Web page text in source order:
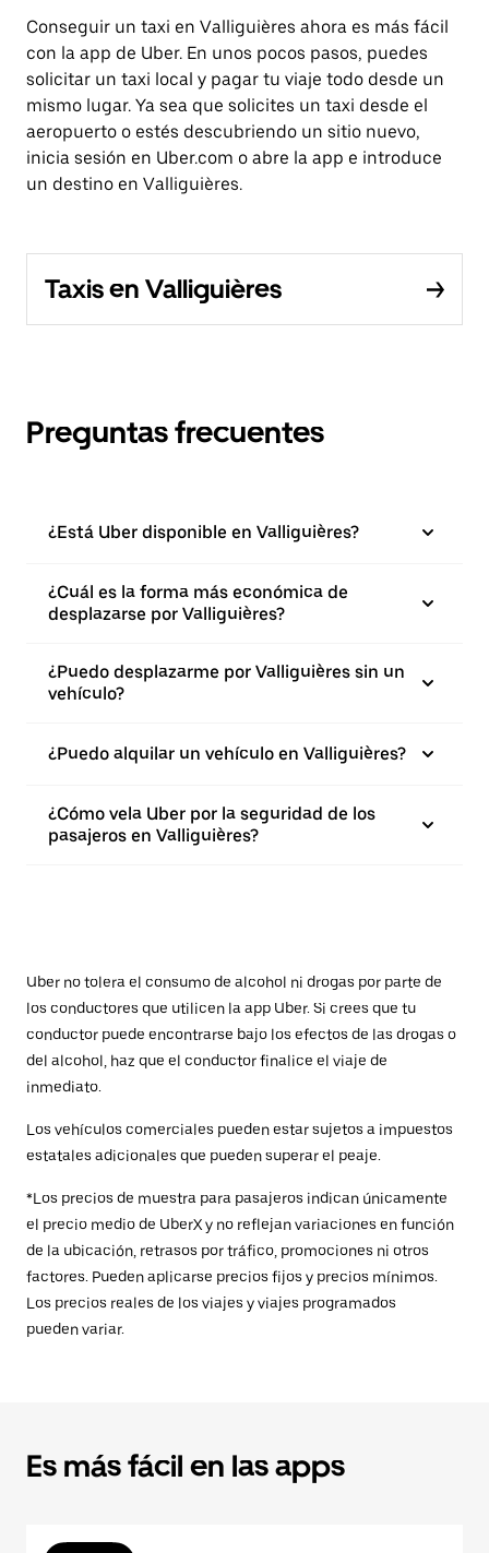
Conseguir un taxi en Valliguières ahora es más fácil
con la app de Uber. En unos pocos pasos, puedes
solicitar un taxi local y pagar tu viaje todo desde un
mismo lugar. Ya sea que solicites un taxi desde el
aeropuerto o estés descubriendo un sitio nuevo,
inicia sesión en Uber.com o abre la app e introduce
un destino en Valliguières.
Taxis en Valliguières
Preguntas frecuentes
¿Está Uber disponible en Valliguières?
¿Cuál es la forma más económica de
desplazarse por Valliguières?
¿Puedo desplazarme por Valliguières sin un
vehículo?
¿Puedo alquilar un vehículo en Valliguières?
¿Cómo vela Uber por la seguridad de los
pasajeros en Valliguières?
Uber no tolera el consumo de alcohol ni drogas por parte de
los conductores que utilicen la app Uber. Si crees que tu
conductor puede encontrarse bajo los efectos de las drogas o
del alcohol, haz que el conductor finalice el viaje de
inmediato.
Los vehículos comerciales pueden estar sujetos a impuestos
estatales adicionales que pueden superar el peaje.
*Los precios de muestra para pasajeros indican únicamente
el precio medio de UberX y no reflejan variaciones en función
de la ubicación, retrasos por tráfico, promociones ni otros
factores. Pueden aplicarse precios fijos y precios mínimos.
Los precios reales de los viajes y viajes programados
pueden variar.
Es más fácil en las apps